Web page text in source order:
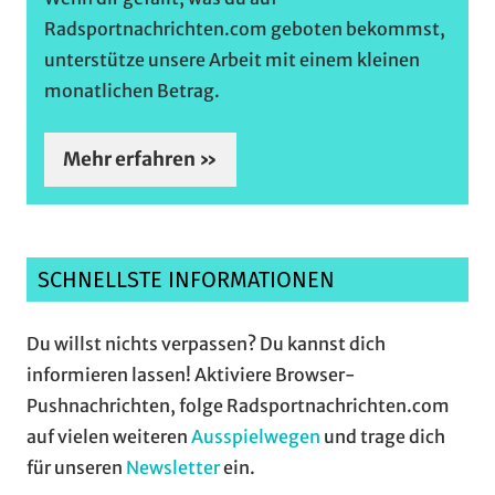
Radsportnachrichten.com geboten bekommst,
unterstütze unsere Arbeit mit einem kleinen
monatlichen Betrag.
Mehr erfahren »
SCHNELLSTE INFORMATIONEN
Du willst nichts verpassen? Du kannst dich
informieren lassen! Aktiviere Browser-
Pushnachrichten, folge Radsportnachrichten.com
auf vielen weiteren Ausspielwegen und trage dich
für unseren Newsletterein.